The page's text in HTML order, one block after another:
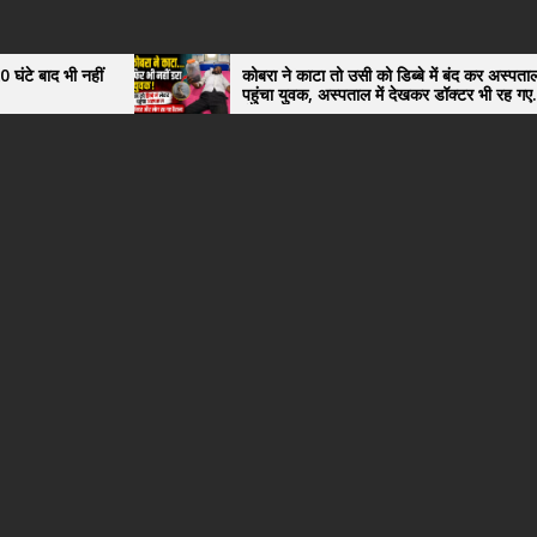
कोबरा ने काटा तो उसी को डिब्बे में बंद कर अस्पताल
पहुंचा युवक, अस्पताल में देखकर डॉक्टर भी रह गए
हैरान